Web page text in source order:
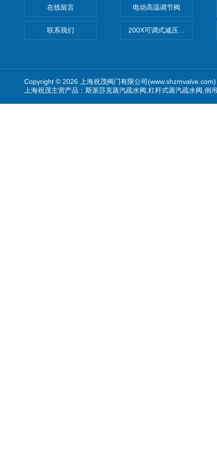
在线留言
联系我们
电动高温调节阀
200X可调式减压阀（减压稳
Copyright © 2026 上海祝茂阀门有限公司
上海祝茂主营产品：斯派莎克蒸汽疏水阀,杠杆式蒸汽疏水阀,倒